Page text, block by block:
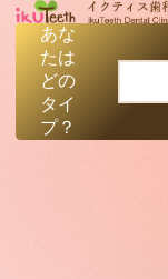
あな
たは
どの
タイ
プ？